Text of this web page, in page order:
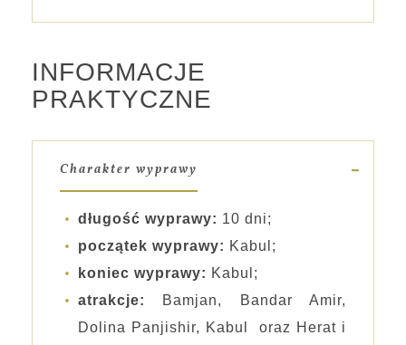
INFORMACJE
PRAKTYCZNE
Charakter wyprawy
długość wyprawy: 10 dni;
początek wyprawy: Kabul;
koniec wyprawy: Kabul;
atrakcje:
Bamjan, Bandar Amir,
Dolina Panjishir, Kabul oraz Herat i